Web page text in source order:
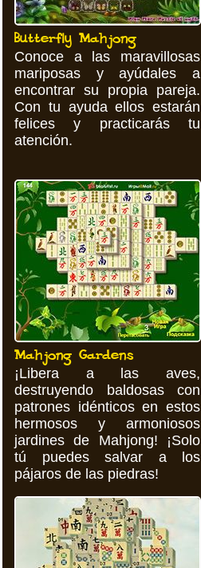
Butterfly Mahjong
Conoce a las maravillosas
mariposas y ayúdales a
encontrar su propia pareja.
Con tu ayuda ellos estarán
felices y practicarás tu
atención.
Mahjong Gardens
¡Libera a las aves,
destruyendo baldosas con
patrones idénticos en estos
hermosos y armoniosos
jardines de Mahjong! ¡Solo
tú puedes salvar a los
pájaros de las piedras!